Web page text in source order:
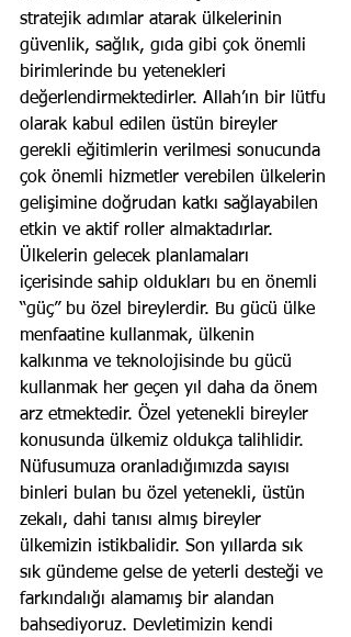
stratejik adımlar atarak ülkelerinin
güvenlik, sağlık, gıda gibi çok önemli
birimlerinde bu yetenekleri
değerlendirmektedirler. Allah’ın bir lütfu
olarak kabul edilen üstün bireyler
gerekli eğitimlerin verilmesi sonucunda
çok önemli hizmetler verebilen ülkelerin
gelişimine doğrudan katkı sağlayabilen
etkin ve aktif roller almaktadırlar.
Ülkelerin gelecek planlamaları
içerisinde sahip oldukları bu en önemli
“güç” bu özel bireylerdir. Bu gücü ülke
menfaatine kullanmak, ülkenin
kalkınma ve teknolojisinde bu gücü
kullanmak her geçen yıl daha da önem
arz etmektedir. Özel yetenekli bireyler
konusunda ülkemiz oldukça talihlidir.
Nüfusumuza oranladığımızda sayısı
binleri bulan bu özel yetenekli, üstün
zekalı, dahi tanısı almış bireyler
ülkemizin istikbalidir. Son yıllarda sık
sık gündeme gelse de yeterli desteği ve
farkındalığı alamamış bir alandan
bahsediyoruz. Devletimizin kendi